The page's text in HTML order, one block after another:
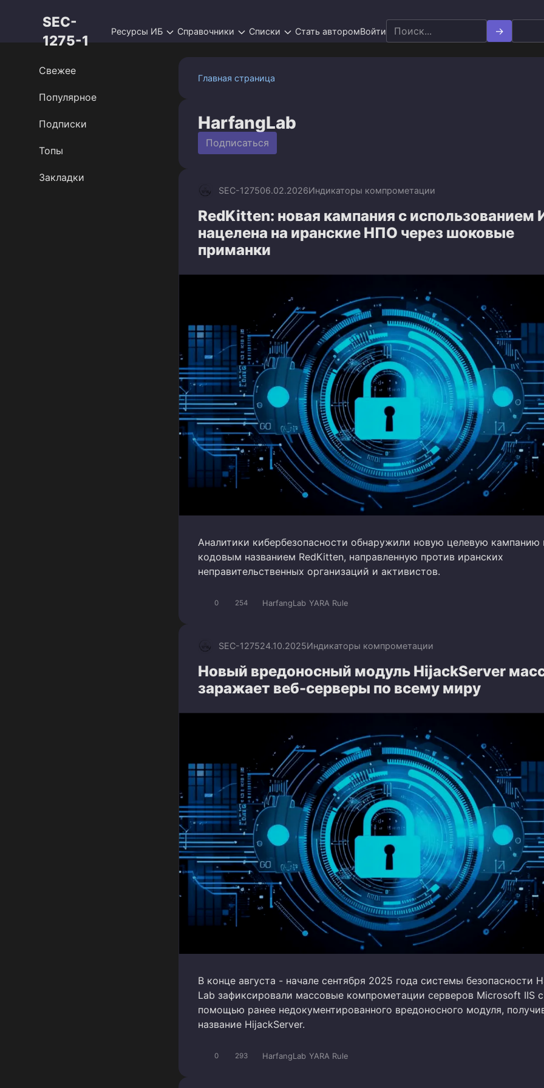
SEC-
1275-1
Ресурсы ИБ Справочники Списки Стать авторомВойти
Search
for:
Главная страница
HarfangLab
Подписаться
SEC-127506.02.2026Индикаторы компрометации
RedKitten: новая кампания с использованием
нацелена на иранские НПО через шоковые
приманки
Аналитики кибербезопасности обнаружили новую целевую кампанию
кодовым названием RedKitten, направленную против иранских
неправительственных организаций и активистов.
0 254 HarfangLab YARA Rule
SEC-127524.10.2025Индикаторы компрометации
Новый вредоносный модуль HijackServer
заражает веб-серверы по всему миру
В конце августа - начале сентября 2025 года системы безопасности
Lab зафиксировали массовые компрометации серверов Microsoft IIS с
помощью ранее недокументированного вредоносного модуля,
название HijackServer.
0 293 HarfangLab YARA Rule
Свежее
Популярное
Подписки
Топы
Закладки